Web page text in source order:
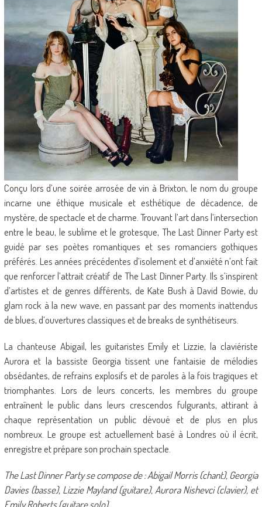
Conçu lors d’une soirée arrosée de vin à Brixton, le nom du groupe
incarne une éthique musicale et esthétique de décadence, de
mystère, de spectacle et de charme. Trouvant l’art dans l’intersection
entre le beau, le sublime et le grotesque, The Last Dinner Party est
guidé par ses poètes romantiques et ses romanciers gothiques
préférés. Les années précédentes d’isolement et d’anxiété n’ont fait
que renforcer l’attrait créatif de The Last Dinner Party. Ils s’inspirent
d’artistes et de genres différents, de Kate Bush à David Bowie, du
glam rock à la new wave, en passant par des moments inattendus
de blues, d’ouvertures classiques et de breaks de synthétiseurs.
La chanteuse Abigail, les guitaristes Emily et Lizzie, la claviériste
Aurora et la bassiste Georgia tissent une fantaisie de mélodies
obsédantes, de refrains explosifs et de paroles à la fois tragiques et
triomphantes. Lors de leurs concerts, les membres du groupe
entraînent le public dans leurs crescendos fulgurants, attirant à
chaque représentation un public dévoué et de plus en plus
nombreux. Le groupe est actuellement basé à Londres où il écrit,
enregistre et prépare son prochain spectacle.
The Last Dinner Party se compose de : Abigail Morris (chant), Georgia
Davies (basse), Lizzie Mayland (guitare), Aurora Nishevci (clavier), et
Emily Roberts (guitare solo).